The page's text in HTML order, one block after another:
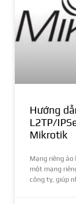
Hướng
L2TP/
Mikrotik
Mạng riêng ảo
một mạng
công ty, giúp